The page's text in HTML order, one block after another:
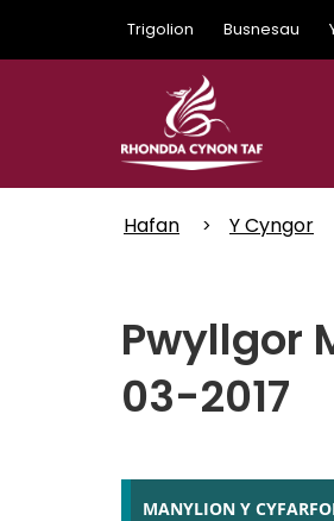
main
Trigolion Busnesau
Hafan Y Cyngor
Pwyllgor
03-2017
MANYLION Y